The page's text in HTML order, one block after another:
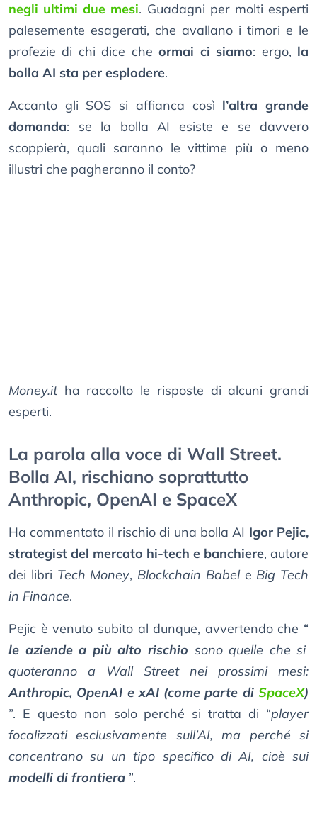
negli ultimi due mesi. Guadagni per molti esperti
palesemente esagerati, che avallano i timori e le
profezie di chi dice cheormai ci siamo: ergo, la
bolla AI sta per esplodere.
Accanto gli SOS si affianca così l’altra grande
domanda: se la bolla AI esiste e se davvero
scoppierà, quali saranno le vittime più o meno
illustri che pagheranno il conto?
Money.it ha raccolto le risposte di alcuni grandi
esperti.
La parola alla voce di Wall Street.
Bolla AI, rischiano soprattutto
Anthropic, OpenAI e SpaceX
Ha commentato il rischio di una bolla AI Igor Pejic,
strategist del mercato hi-tech e banchiere, autore
dei libri Tech Money, Blockchain Babele Big Tech
in Finance.
Pejic è venuto subito al dunque, avvertendo che “
le aziende a più alto rischio sono quelle che si
quoteranno a Wall Street nei prossimi mesi:
Anthropic, OpenAI e xAI (come parte di SpaceX)
”. E questo non solo perché si tratta di “player
focalizzati esclusivamente sull’AI, ma perché si
concentrano su un tipo specifico di AI, cioè sui
modelli di frontiera ”.